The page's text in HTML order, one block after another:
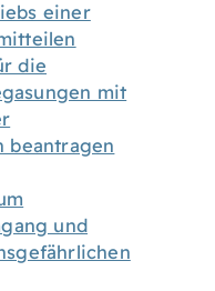
einer
die
mit
beantragen
und